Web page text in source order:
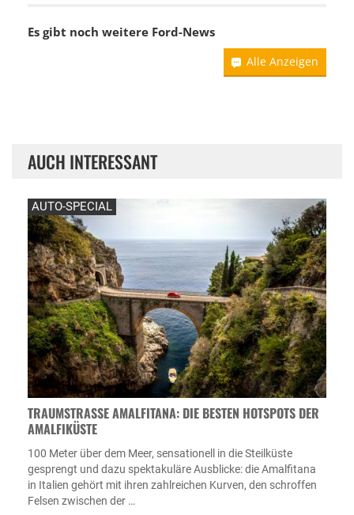
Es gibt noch weitere Ford-News
Alle Anzeigen
AUCH INTERESSANT
AUTO-SPECIAL
TRAUMSTRASSE AMALFITANA: DIE BESTEN HOTSPOTS DER A
MALFIKÜSTE
100 Meter über dem Meer, sensationell in die Steilküste
gesprengt und dazu spektakuläre Ausblicke: die Amalfitana
in Italien gehört mit ihren zahlreichen Kurven, den schroffen
Felsen zwischen der …